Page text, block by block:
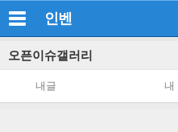
인벤
오픈이슈갤러리
내글 내